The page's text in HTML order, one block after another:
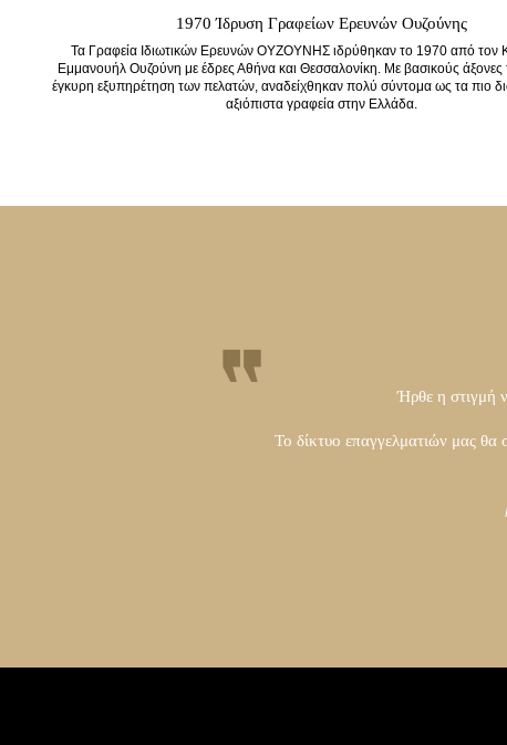
1970 Ίδρυση Γραφείων Ερευνών Ουζούνης
Τα Γραφεία Ιδιωτικών Ερευνών ΟΥΖΟΥΝΗΣ ιδρύθηκαν το 1970 από τον
Εμμανουήλ Ουζούνη με έδρες Αθήνα και Θεσσαλονίκη. Με βασικούς άξονες
έγκυρη εξυπηρέτηση των πελατών, αναδείχθηκαν πολύ σύντομα ως τα πιο
αξιόπιστα γραφεία στην Ελλάδα.
Ήρθε η στιγμή
Το δίκτυο επαγγελματιών μας θα